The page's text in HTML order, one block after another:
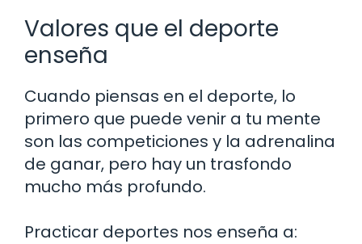
Valores que el deporte
enseña
Cuando piensas en el deporte, lo
primero que puede venir a tu mente
son las competiciones y la adrenalina
de ganar, pero hay un trasfondo
mucho más profundo.
Practicar deportes nos enseña a: